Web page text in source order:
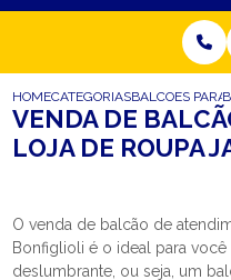
HOMECATEGORIASBALCOES PARA
VENDA DE
LOJA DE ROUPA
O venda de balcão de
Bonfiglioli é o ideal para
deslumbrante, ou seja, um